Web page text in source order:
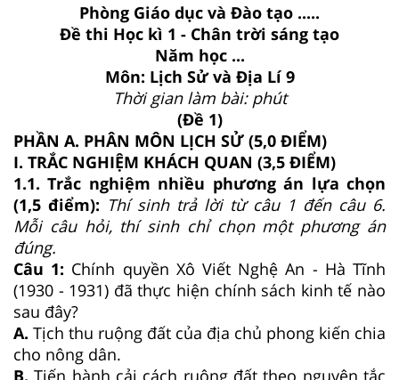
Phòng Giáo dục và Đào tạo .....
Đề thi Học kì 1 - Chân trời sáng tạo
Năm học ...
Môn: Lịch Sử và Địa Lí 9
Thời gian làm bài: phút
(Đề 1)
PHẦN A. PHÂN MÔN LỊCH SỬ (5,0 ĐIỂM)
I. TRẮC NGHIỆM KHÁCH QUAN (3,5 ĐIỂM)
1.1. Trắc nghiệm nhiều phương án lựa chọn
(1,5 điểm): Thí sinh trả lời từ câu 1 đến câu 6.
Mỗi câu hỏi, thí sinh chỉ chọn một phương án
đúng.
Câu 1: Chính quyền Xô Viết Nghệ An - Hà Tĩnh
(1930 - 1931) đã thực hiện chính sách kinh tế nào
sau đây?
A. Tịch thu ruộng đất của địa chủ phong kiến chia
cho nông dân.
B.Tiến hành cải cách ruộng đất theo nguyên tắc